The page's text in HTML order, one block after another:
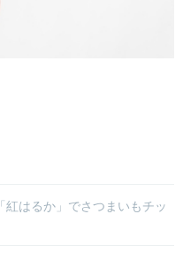
はるか」でさつまいもチッ